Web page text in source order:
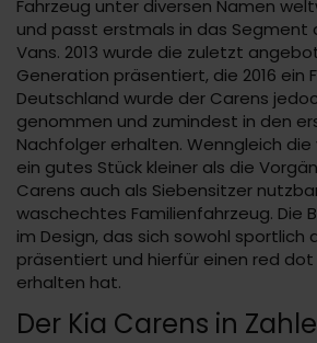
Fahrzeug unter diversen Namen
und passt erstmals in das Segment
Vans. 2013 wurde die zuletzt
Generation präsentiert, die 2016 ein
Deutschland wurde der Carens
genommen und zumindest in den
Nachfolger erhalten. Wenngleich
ein gutes Stück kleiner als die
Carens auch als Siebensitzer
waschechtes Familienfahrzeug. Die
im Design, das sich sowohl sportlich
präsentiert und hierfür einen red
erhalten hat.
Der Kia Carens in